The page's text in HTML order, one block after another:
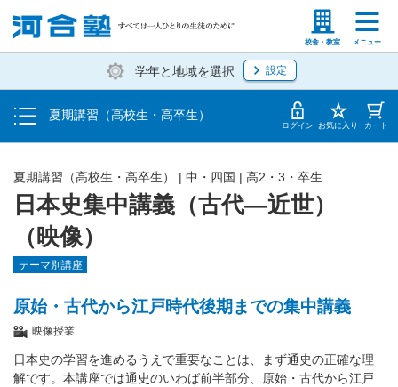
校舎・教室 メニュー
塾生の方 高等学校の先生
学年と地域を選択 設定
夏期講習（高校生・高卒生）
受講料・お申し込み方法
受講開始までの流れ
校舎・教室一覧 ログイン お気に入り カート
日本史集中講義（古代―近世）
（映像）
夏期講習（高校生・高卒生） | 中・四国 | 高2・3・卒生
テーマ別講座
原始・古代から江戸時代後期までの集中講義
映像授業
日本史の学習を進めるうえで重要なことは、まず通史の正確な理
解です。本講座では通史のいわば前半部分、原始・古代から江戸